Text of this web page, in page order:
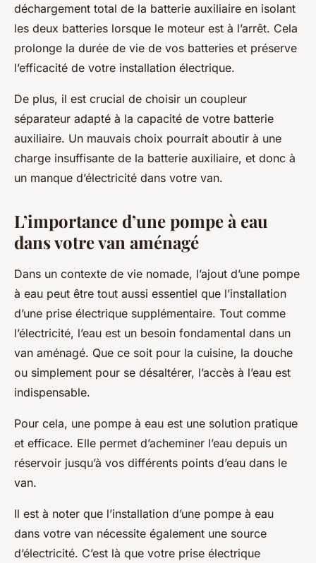
déchargement total de la batterie auxiliaire en isolant
les deux batteries lorsque le moteur est à l’arrêt. Cela
prolonge la durée de vie de vos batteries et préserve
l’efficacité de votre installation électrique.
De plus, il est crucial de choisir un coupleur
séparateur adapté à la capacité de votre batterie
auxiliaire. Un mauvais choix pourrait aboutir à une
charge insuffisante de la batterie auxiliaire, et donc à
un manque d’électricité dans votre van.
L’importance d’une pompe à eau
dans votre van aménagé
Dans un contexte de vie nomade, l’ajout d’une pompe
à eau peut être tout aussi essentiel que l’installation
d’une prise électrique supplémentaire. Tout comme
l’électricité, l’eau est un besoin fondamental dans un
van aménagé. Que ce soit pour la cuisine, la douche
ou simplement pour se désaltérer, l’accès à l’eau est
indispensable.
Pour cela, une pompe à eau est une solution pratique
et efficace. Elle permet d’acheminer l’eau depuis un
réservoir jusqu’à vos différents points d’eau dans le
van.
Il est à noter que l’installation d’une pompe à eau
dans votre van nécessite également une source
d’électricité. C’est là que votre prise électrique